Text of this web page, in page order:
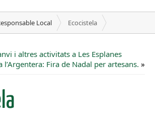
Local Ecocistela
i altres activitats a Les Esplanes
l’Argentera: Fira de Nadal per artesans. »